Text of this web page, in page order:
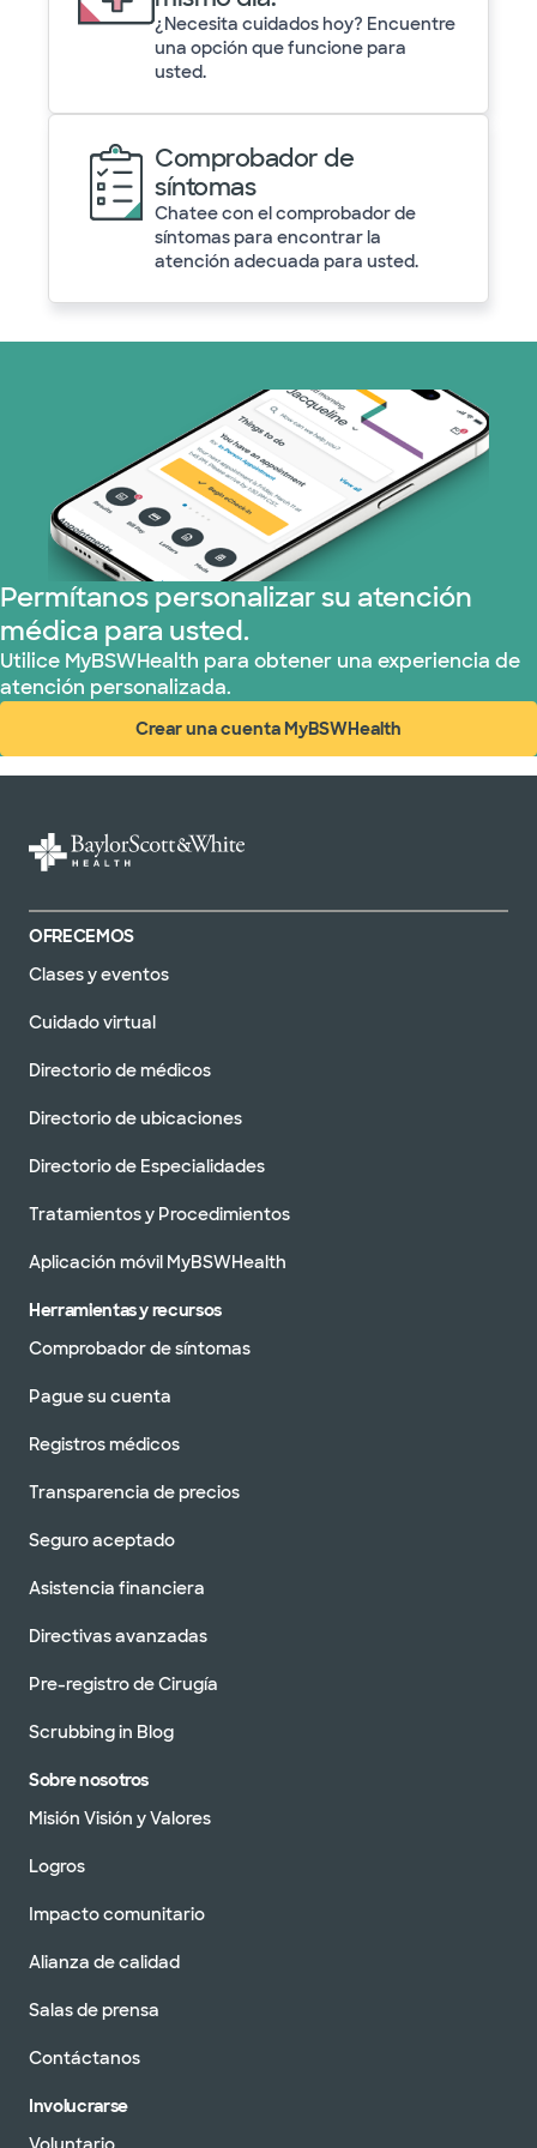
¿Necesita cuidados hoy? Encuentre
una opción que funcione para
usted.
Comprobador de
síntomas
Chatee con el comprobador de
síntomas para encontrar la
atención adecuada para usted.
Permítanos personalizar su atención
médica para usted.
Utilice MyBSWHealth para obtener una experiencia de
atención personalizada.
Crear una cuenta MyBSWHealth
(abre en ventana nueva)
OFRECEMOS
Clases y eventos
Cuidado virtual
Directorio de médicos
Directorio de ubicaciones
Directorio de Especialidades
Tratamientos y Procedimientos
Aplicación móvil MyBSWHealth
Herramientas y recursos
Comprobador de síntomas
Pague su cuenta
Registros médicos
Transparencia de precios
Seguro aceptado
Asistencia financiera
Directivas avanzadas
Pre-registro de Cirugía
Scrubbing in Blog
Sobre nosotros
Misión Visión y Valores
Logros
Impacto comunitario
Alianza de calidad
Salas de prensa
Contáctanos
Involucrarse